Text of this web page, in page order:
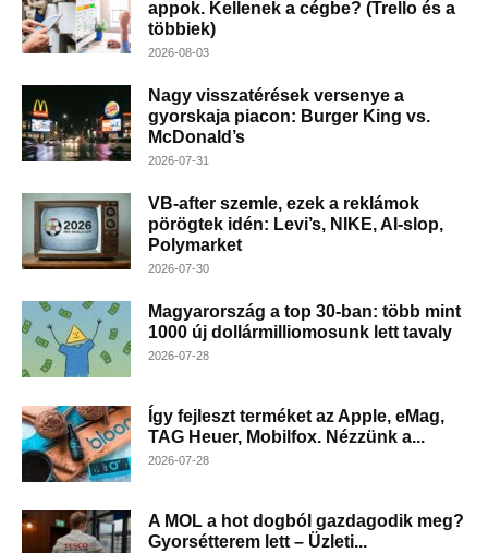
appok. Kellenek a cégbe? (Trello és a
többiek)
2026-08-03
Nagy visszatérések versenye a
gyorskaja piacon: Burger King vs.
McDonald’s
2026-07-31
VB-after szemle, ezek a reklámok
pörögtek idén: Levi’s, NIKE, AI-slop,
Polymarket
2026-07-30
Magyarország a top 30-ban: több mint
1000 új dollármilliomosunk lett tavaly
2026-07-28
Így fejleszt terméket az Apple, eMag,
TAG Heuer, Mobilfox. Nézzünk a...
2026-07-28
A MOL a hot dogból gazdagodik meg?
Gyorsétterem lett – Üzleti...